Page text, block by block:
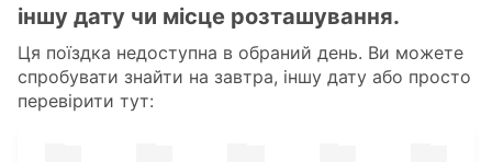
іншу дату чи місце розташування.
Ця поїздка недоступна в обраний день. Ви можете
спробувати знайти на завтра, іншу дату або просто
перевірити тут: